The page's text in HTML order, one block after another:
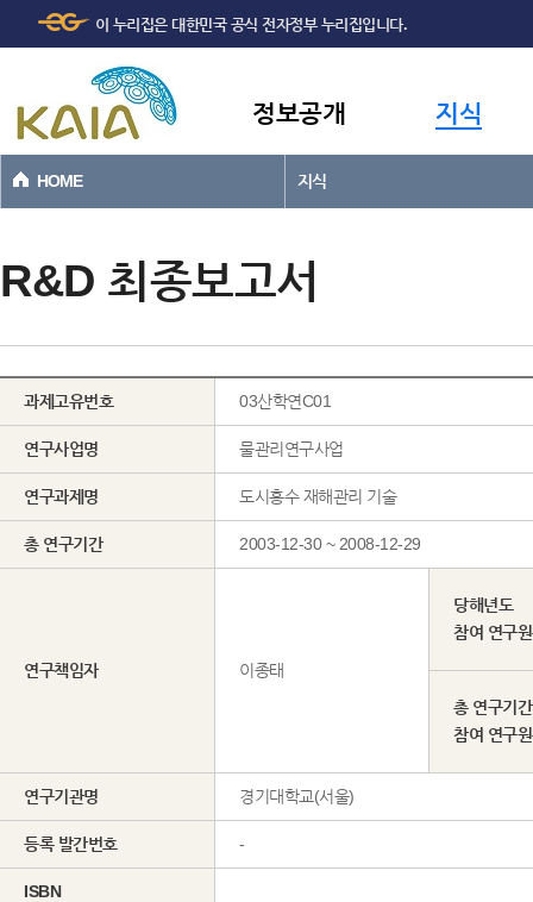
본문바로가기
이 누리집은 대한민국 공식 전자정부 누리집입니다.
정보공개 지식
HOME 지식
R&D 최종보고서
과제고유번호 03산학연C01
연구사업명 물관리연구사업
연구과제명 도시홍수 재해관리 기술
총 연구기간 2003-12-30 ~ 2008-12-29
연구책임자 이종태
당해년도
참여 연구
총 연구기간
참여 연구
연구기관명 경기대학교(서울)
등록 발간번호 -
ISBN